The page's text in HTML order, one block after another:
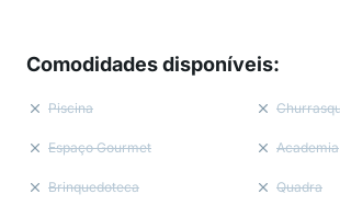
Comodidades disponíveis:
Piscina
Espaço Gourmet Academia
Brinquedoteca Quadra